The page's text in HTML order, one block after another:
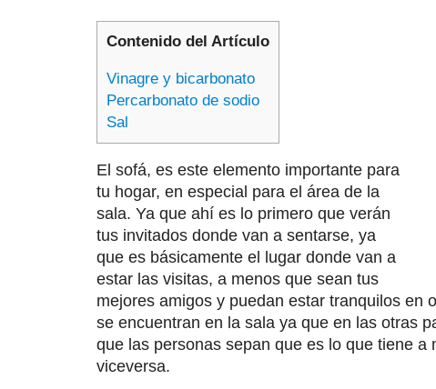
Contenido del Artículo
Vinagre y bicarbonato
Percarbonato de sodio
Sal
El sofá, es este elemento importante para
tu hogar, en especial para el área de la
sala. Ya que ahí es lo primero que verán
tus invitados donde van a sentarse, ya
que es básicamente el lugar donde van a
estar las visitas, a menos que sean tus
mejores amigos y puedan estar tranquilos en
se encuentran en la sala ya que en las otras
que las personas sepan que es lo que tiene
viceversa.